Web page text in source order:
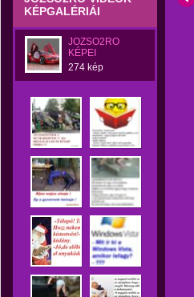
KÉPGALÉRIÁI
JOZSO2RO
KÉPEI
274 kép